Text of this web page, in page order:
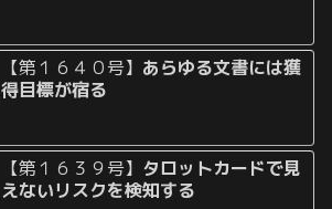
【第１６４０号】 あらゆる文書には獲
得目標が宿る
【第１６３９号】 タロットカードで見
えないリスクを検知する